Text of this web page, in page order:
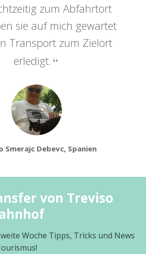
zum Abfahrtort
sie auf mich gewartet
Transport zum Zielort
erledigt.
Smerajc Debevc, Spanien
von Treviso
Woche Tipps, Tricks und News